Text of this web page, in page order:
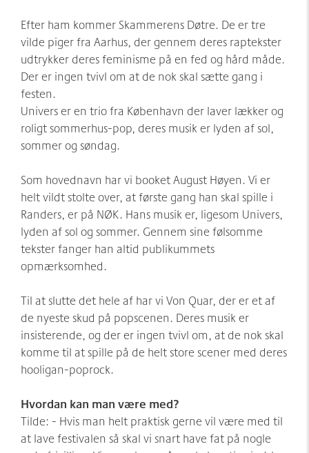
Efter ham kommer Skammerens Døtre. De er tre
vilde piger fra Aarhus, der gennem deres raptekster
udtrykker deres feminisme på en fed og hård måde.
Der er ingen tvivl om at de nok skal sætte gang i
festen.
Univers er en trio fra København der laver lækker og
roligt sommerhus-pop, deres musik er lyden af sol,
sommer og søndag.
Som hovednavn har vi booket August Høyen. Vi er
helt vildt stolte over, at første gang han skal spille i
Randers, er på NØK. Hans musik er, ligesom Univers,
lyden af sol og sommer. Gennem sine følsomme
tekster fanger han altid publikummets
opmærksomhed.
Til at slutte det hele af har vi Von Quar, der er et af
de nyeste skud på popscenen. Deres musik er
insisterende, og der er ingen tvivl om, at de nok skal
komme til at spille på de helt store scener med deres
hooligan-poprock.
Hvordan kan man være med?
Tilde: - Hvis man helt praktisk gerne vil være med til
at lave festivalen så skal vi snart have fat på nogle